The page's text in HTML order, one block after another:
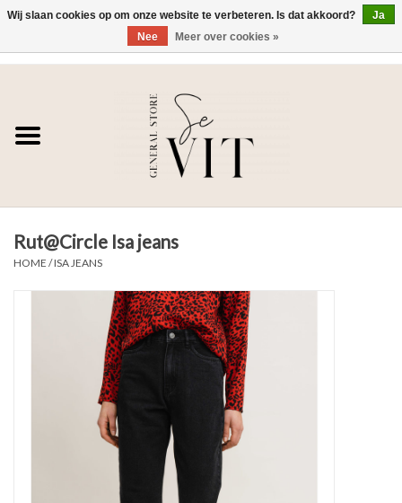
SE VIT
HEREN
WONEN
Rut@Circle Isa jeans
HOME /ISA JEANS
Wij slaan cookies op om onze website te verbeteren. Is dat akkoord?
Ja
Nee
Meer over cookies »